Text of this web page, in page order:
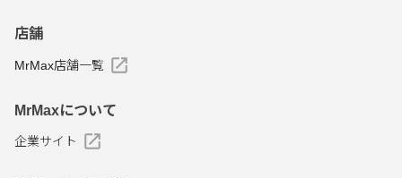
店舗
MrMax店舗一覧
MrMaxについて
企業サイト